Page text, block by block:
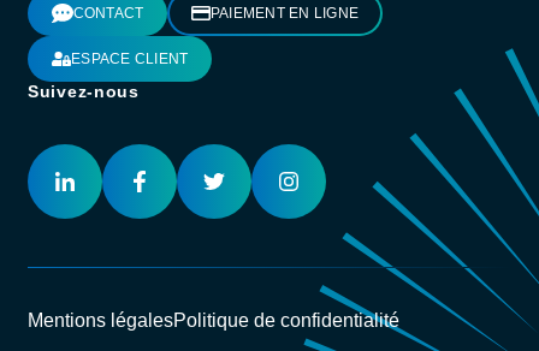
CONTACT PAIEMENT EN LIGNE
ESPACE CLIENT
Suivez-nous
Mentions légalesPolitique de confidentialité